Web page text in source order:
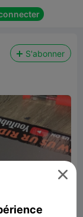
S'abonner
